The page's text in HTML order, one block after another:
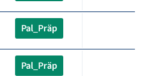
Pal_Präp
Pal_Präp